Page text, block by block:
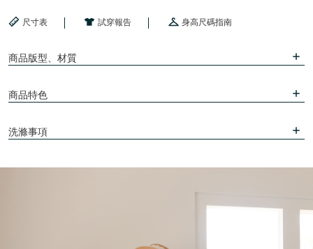
尺寸表 試穿報告 身高尺碼指南
商品版型、材質
商品特色
洗滌事項